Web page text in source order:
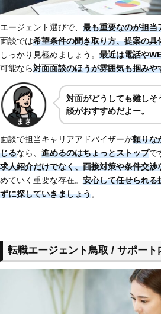
エージェント選びで、 最も重要なのが担当
面談では希望条件の聞き取り方、提案の具
しっかり見極めましょう。 最近は電話や
可能なら対面面談のほうが雰囲気も掴みや
対面がどうしても難しそ
談がおすすめだよー。
面談で担当キャリアアドバイザーが頼りな
じるなら、 進めるのはちょっとストップで
求人紹介だけでなく、面接対策や条件交渉
めていく重要な存在。 安心して任せられる
ずに探していきましょう。
転職エージェント鳥取 / サポート